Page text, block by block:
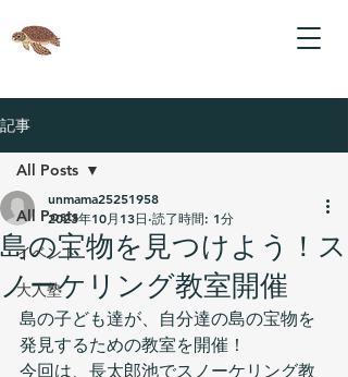
記事
All Posts
イベント
大人塾
All Posts
島の宝物を見つけよう！ス
ノーケリング教室開催
unmama25251958
2023年10月13日 読了時間: 1分
島の子ども達が、自分達の島の宝物を
発見するための教室を開催！
今回は、長太郎池でスノーケリング教